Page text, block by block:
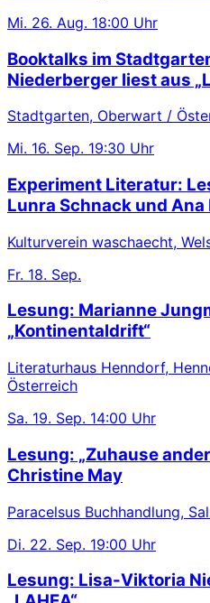
Mi. 26. Aug. 18:00 Uhr
Booktalks im
Niederberger liest aus
Stadtgarten, Oberwart /
Mi. 16. Sep. 19:30 Uhr
Experiment Literatur:
Lunra Schnack und Ana
Kulturverein waschaecht,
Fr. 18. Sep.
Lesung: Marianne
„Kontinentaldrift“
Literaturhaus Henndorf,
Österreich
Sa. 19. Sep. 14:00 Uhr
Lesung: „Zuhause
Christine May
Paracelsus Buchhandlung,
Di. 22. Sep. 19:00 Uhr
Lesung: Lisa-Viktoria